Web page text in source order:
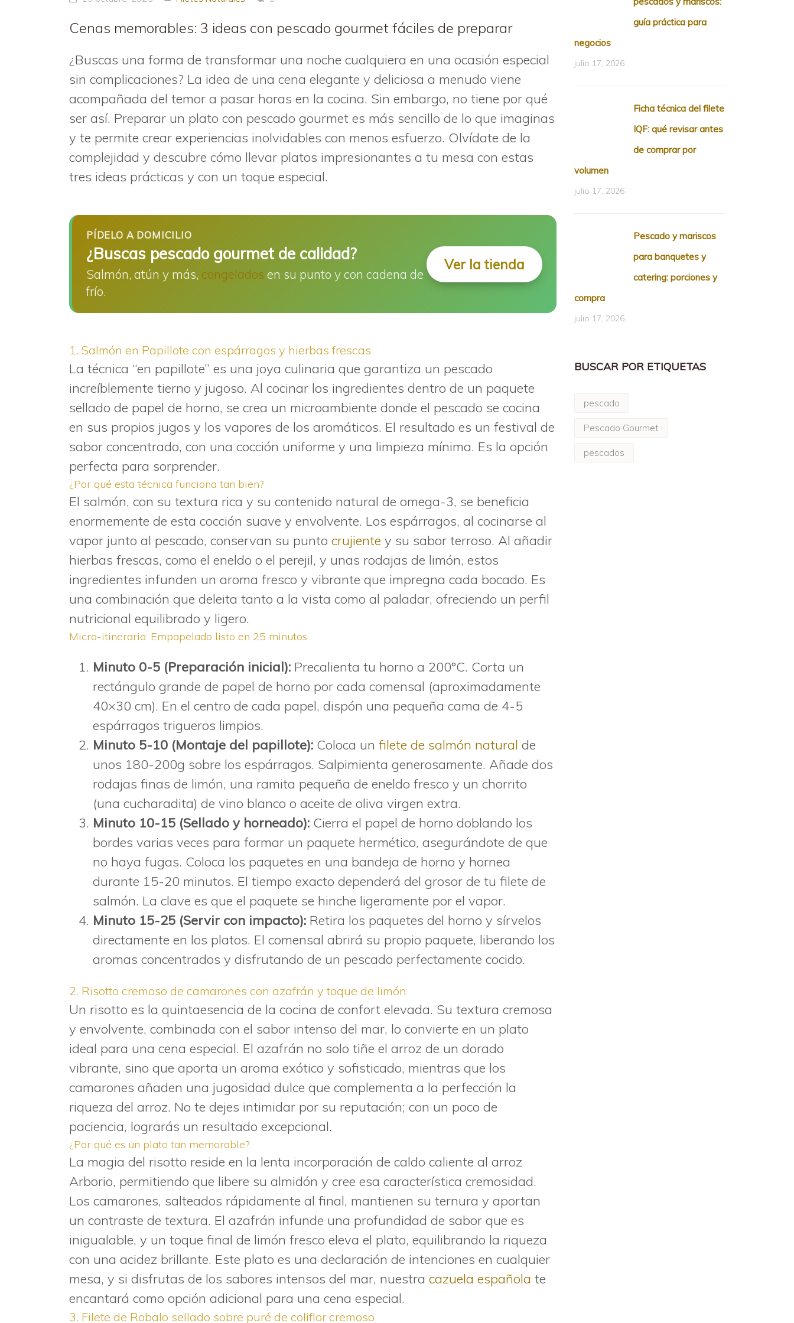
Cenas memorables: 3 ideas con pescado gourmet fáciles de preparar
¿Buscas una forma de transformar una noche cualquiera en una ocasión especial
sin complicaciones? La idea de una cena elegante y deliciosa a menudo viene
acompañada del temor a pasar horas en la cocina. Sin embargo, no tiene por qué
ser así. Preparar un plato con pescado gourmet es más sencillo de lo que imaginas
y te permite crear experiencias inolvidables con menos esfuerzo. Olvídate de la
complejidad y descubre cómo llevar platos impresionantes a tu mesa con estas
tres ideas prácticas y con un toque especial.
PÍDELO A DOMICILIO
¿Buscas pescado gourmet de calidad?
Salmón, atún y más, congelados en su punto y con cadena de
frío.
Ver la tienda
1. Salmón en Papillote con espárragos y hierbas frescas
La técnica “en papillote” es una joya culinaria que garantiza un pescado
increíblemente tierno y jugoso. Al cocinar los ingredientes dentro de un paquete
sellado de papel de horno, se crea un microambiente donde el pescado se cocina
en sus propios jugos y los vapores de los aromáticos. El resultado es un festival de
sabor concentrado, con una cocción uniforme y una limpieza mínima. Es la opción
perfecta para sorprender.
¿Por qué esta técnica funciona tan bien?
El salmón, con su textura rica y su contenido natural de omega-3, se beneficia
enormemente de esta cocción suave y envolvente. Los espárragos, al cocinarse al
vapor junto al pescado, conservan su punto crujiente y su sabor terroso. Al añadir
hierbas frescas, como el eneldo o el perejil, y unas rodajas de limón, estos
ingredientes infunden un aroma fresco y vibrante que impregna cada bocado. Es
una combinación que deleita tanto a la vista como al paladar, ofreciendo un perfil
nutricional equilibrado y ligero.
Micro-itinerario: Empapelado listo en 25 minutos
Minuto 0-5 (Preparación inicial): Precalienta tu horno a 200°C. Corta un
rectángulo grande de papel de horno por cada comensal (aproximadamente
40×30 cm). En el centro de cada papel, dispón una pequeña cama de 4-5
espárragos trigueros limpios.
Minuto 5-10 (Montaje del papillote): Coloca un filete de salmón natural de
unos 180-200g sobre los espárragos. Salpimienta generosamente. Añade dos
rodajas finas de limón, una ramita pequeña de eneldo fresco y un chorrito
(una cucharadita) de vino blanco o aceite de oliva virgen extra.
Minuto 10-15 (Sellado y horneado): Cierra el papel de horno doblando los
bordes varias veces para formar un paquete hermético, asegurándote de que
no haya fugas. Coloca los paquetes en una bandeja de horno y hornea
durante 15-20 minutos. El tiempo exacto dependerá del grosor de tu filete de
salmón. La clave es que el paquete se hinche ligeramente por el vapor.
Minuto 15-25 (Servir con impacto): Retira los paquetes del horno y sírvelos
directamente en los platos. El comensal abrirá su propio paquete, liberando los
aromas concentrados y disfrutando de un pescado perfectamente cocido.
2. Risotto cremoso de camarones con azafrán y toque de limón
Un risotto es la quintaesencia de la cocina de confort elevada. Su textura cremosa
y envolvente, combinada con el sabor intenso del mar, lo convierte en un plato
ideal para una cena especial. El azafrán no solo tiñe el arroz de un dorado
vibrante, sino que aporta un aroma exótico y sofisticado, mientras que los
camarones añaden una jugosidad dulce que complementa a la perfección la
riqueza del arroz. No te dejes intimidar por su reputación; con un poco de
paciencia, lograrás un resultado excepcional.
¿Por qué es un plato tan memorable?
La magia del risotto reside en la lenta incorporación de caldo caliente al arroz
Arborio, permitiendo que libere su almidón y cree esa característica cremosidad.
Los camarones, salteados rápidamente al final, mantienen su ternura y aportan
un contraste de textura. El azafrán infunde una profundidad de sabor que es
inigualable, y un toque final de limón fresco eleva el plato, equilibrando la riqueza
con una acidez brillante. Este plato es una declaración de intenciones en cualquier
mesa, y si disfrutas de los sabores intensos del mar, nuestra cazuela española te
encantará como opción adicional para una cena especial.
3. Filete de Robalo sellado sobre puré de coliflor cremoso
guía práctica para
negocios
julio 17, 2026
Ficha técnica del filete
IQF: qué revisar antes
de comprar por
volumen
julio 17, 2026
Pescado y mariscos
para banquetes y
catering: porciones y
compra
julio 17, 2026
BUSCAR POR ETIQUETAS
pescado
Pescado Gourmet
pescados